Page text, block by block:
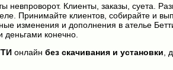
невпроворот. Клиенты, заказы, суета.
Принимайте клиентов, собирайте и
изменения и дополнения в ателье
конечно.
онлайн без скачивания и установки,